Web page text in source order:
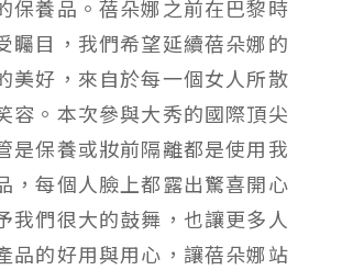
保養品。蓓朵娜之前在巴黎時
矚目，我們希望延續蓓朵娜的
美好，來自於每一個女人所散
容。本次參與大秀的國際頂尖
是保養或妝前隔離都是使用我
，每個人臉上都露出驚喜開心
我們很大的鼓舞，也讓更多人
品的好用與用心，讓蓓朵娜站